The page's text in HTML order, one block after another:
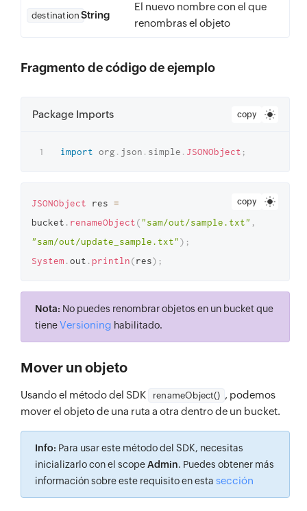
destination String
El nuevo nombre con el que
renombras el objeto
Fragmento de código de ejemplo
Package Imports copy
import org . json . simple . JSONObject ;
copy
JSONObject res =
bucket . renameObject("sam/out/sample.txt" ,
"sam/out/update_sample.txt") ;
System .out . println(res) ;
Nota: No puedes renombrar objetos en un bucket que
tieneVersioning habilitado.
Mover un objeto
Usando el método del SDK renameObject() , podemos
mover el objeto de una ruta a otra dentro de un bucket.
Info: Para usar este método del SDK, necesitas
inicializarlo con el scopeAdmin. Puedes obtener más
información sobre este requisito en esta sección